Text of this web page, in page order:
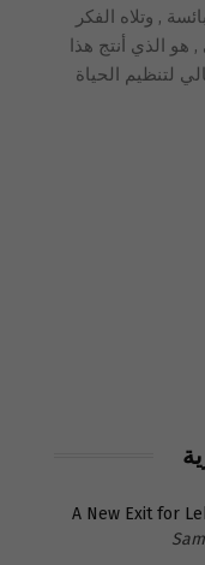
, وتلاه الفكر
هو الذي أنتج هذا
لتنظيم الحياة
A New Exit for